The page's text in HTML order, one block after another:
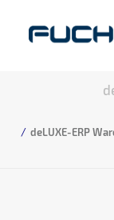
deLUXE-ERP